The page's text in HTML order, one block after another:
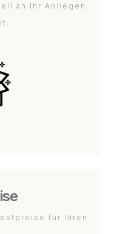
an Ihr Anliegen
für Ihren